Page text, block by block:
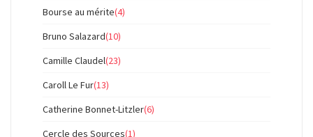
Bourse au mérite(4)
Bruno Salazard(10)
Camille Claudel(23)
Caroll Le Fur(13)
Catherine Bonnet-Litzler(6)
Cercle des Sources(1)